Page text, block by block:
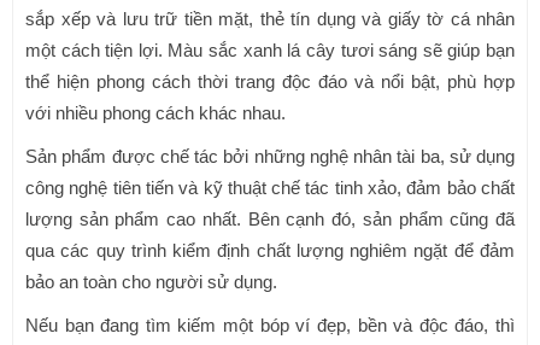
sắp xếp và lưu trữ tiền mặt, thẻ tín dụng và giấy tờ cá nhân
một cách tiện lợi. Màu sắc xanh lá cây tươi sáng sẽ giúp bạn
thể hiện phong cách thời trang độc đáo và nổi bật, phù hợp
với nhiều phong cách khác nhau.
Sản phẩm được chế tác bởi những nghệ nhân tài ba, sử dụng
công nghệ tiên tiến và kỹ thuật chế tác tinh xảo, đảm bảo chất
lượng sản phẩm cao nhất. Bên cạnh đó, sản phẩm cũng đã
qua các quy trình kiểm định chất lượng nghiêm ngặt để đảm
bảo an toàn cho người sử dụng.
Nếu bạn đang tìm kiếm một bóp ví đẹp, bền và độc đáo, thì